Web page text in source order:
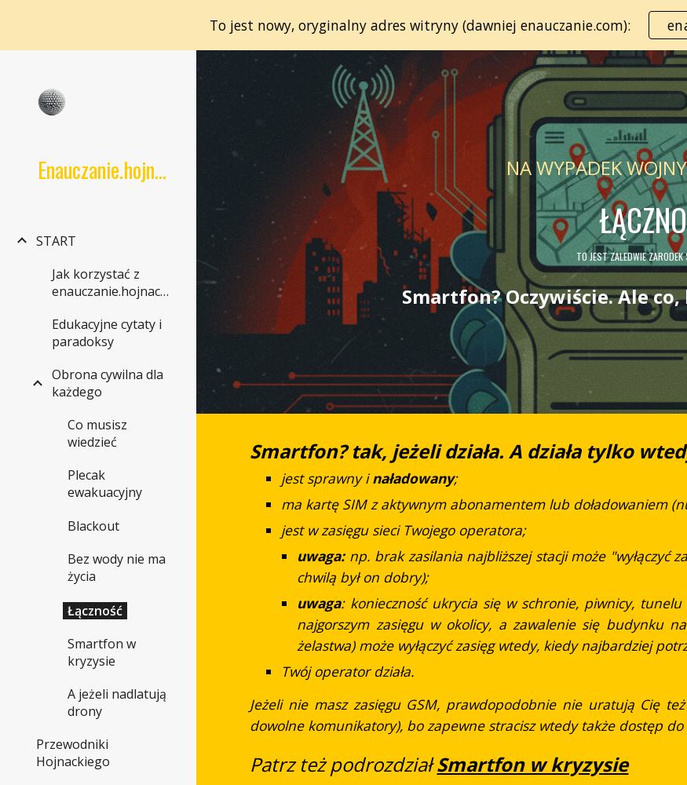
Skip to main content Skip to
To jest nowy, oryginalny adres witryny (dawniej enauczanie.com):
Enauczanie.hojnacki.net
START
Jak korzystać z
enauczanie.hojnacki.net
Edukacyjne cytaty i
paradoksy
Obrona cywilna dla
każdego
Co musisz
wiedzieć
Plecak
ewakuacyjny
Blackout
Bez wody nie ma
życia
Łączność
Smartfon w
kryzysie
A jeżeli nadlatują
drony
Przewodniki
Hojnackiego
NA WYPADEK
TO JEST ZALEDWIE
Smartfon? Oczywiście. Ale
Smartfon? tak, jeżeli działa. A działa tylko
jestsprawny inaładowany;
ma kartę SIM z aktywnym abonamentem lub doładowaniem
jest w zasięgu sieci Twojego operatora;
uwaga:np. brak zasilania najbliższej stacji może "wyłączyć
chwilą był on dobry);
uwaga: konieczność ukrycia się w schronie, piwnicy,
najgorszym zasięgu w okolicy, a zawalenie się budynku
żelastwa) może wyłączyć zasięg wtedy, kiedy najbardziej
Twój operator działa.
Jeżeli nie masz zasięgu GSM, prawdopodobnie nie uratują Cię
dowolne komunikatory), bo zapewne stracisz wtedy także dostęp do
Patrz też podrozdziałSmartfon w kryzysie